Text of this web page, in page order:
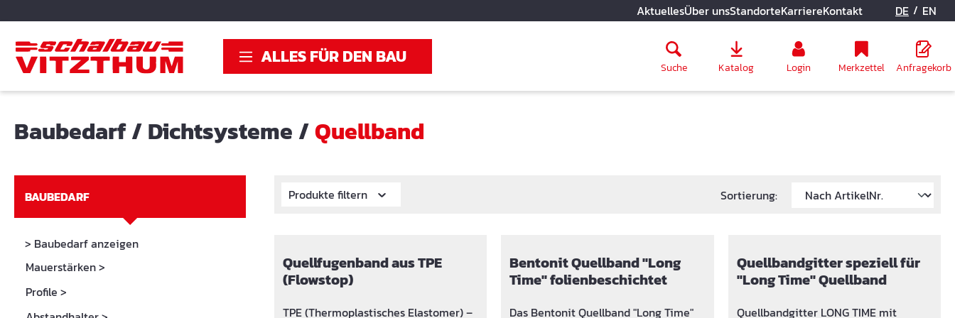
AktuellesÜber unsStandorteKarriereKontakt DE / EN
ALLES FÜR DEN BAU Suche Katalog Login Merkzettel Anfragekorb
Baubedarf/Dichtsysteme /Quellband
BAUBEDARF
> Baubedarf anzeigen
Mauerstärken>
Profile >
Produkte filtern Sortierung:
Quellfugenband aus TPE
(Flowstop)
TPE (Thermoplastisches Elastomer) –
Bentonit Quellband "Long
Time" folienbeschichtet
Das Bentonit Quellband "Long Time"
Quellbandgitter speziell für
"Long Time" Quellband
Quellbandgitter LONG TIME mit